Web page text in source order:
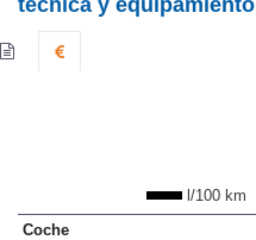
técnica y equipamiento
l/100 km
Coche